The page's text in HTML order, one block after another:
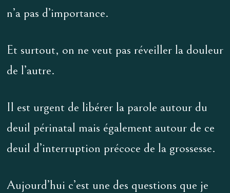
n’a pas d’importance.
Et surtout, on ne veut pas réveiller la douleur
de l’autre.
Il est urgent de libérer la parole autour du
deuil périnatal mais également autour de ce
deuil d’interruption précoce de la grossesse.
Aujourd’hui c’est une des questions que je